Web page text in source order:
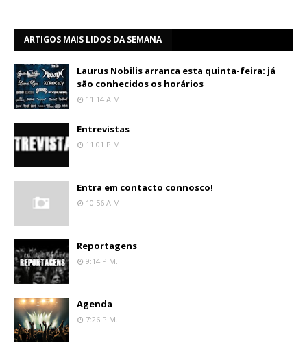
ARTIGOS MAIS LIDOS DA SEMANA
Laurus Nobilis arranca esta quinta-feira: já
são conhecidos os horários
11:14 A.m.
Entrevistas
11:01 P.m.
Entra em contacto connosco!
10:56 A.m.
Reportagens
9:14 P.m.
Agenda
7:26 P.m.